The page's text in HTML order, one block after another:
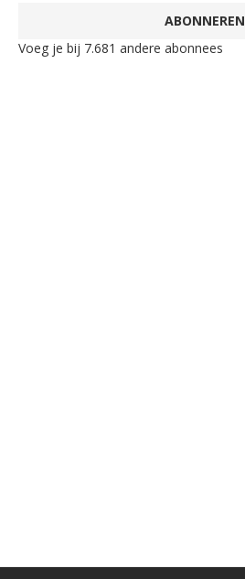
ABONNEREN
Voeg je bij 7.681 andere abonnees